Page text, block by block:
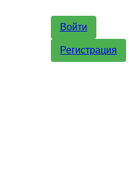
Войти
Регистрация